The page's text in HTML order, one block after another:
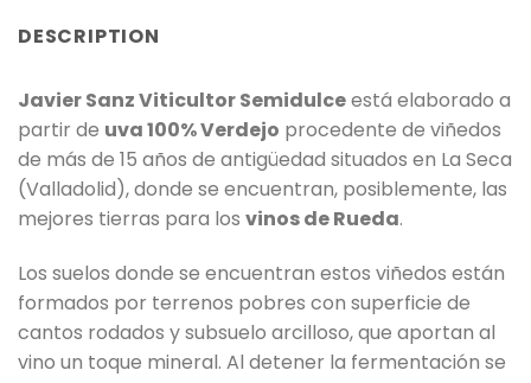
DESCRIPTION
Javier Sanz Viticultor Semidulceestá elaborado a
partir de uva 100% Verdejo procedente de viñedos
de más de 15 años de antigüedad situados en La Seca
(Valladolid), donde se encuentran, posiblemente, las
mejores tierras para los vinos de Rueda.
Los suelos donde se encuentran estos viñedos están
formados por terrenos pobres con superficie de
cantos rodados y subsuelo arcilloso, que aportan al
vino un toque mineral. Al detener la fermentación se